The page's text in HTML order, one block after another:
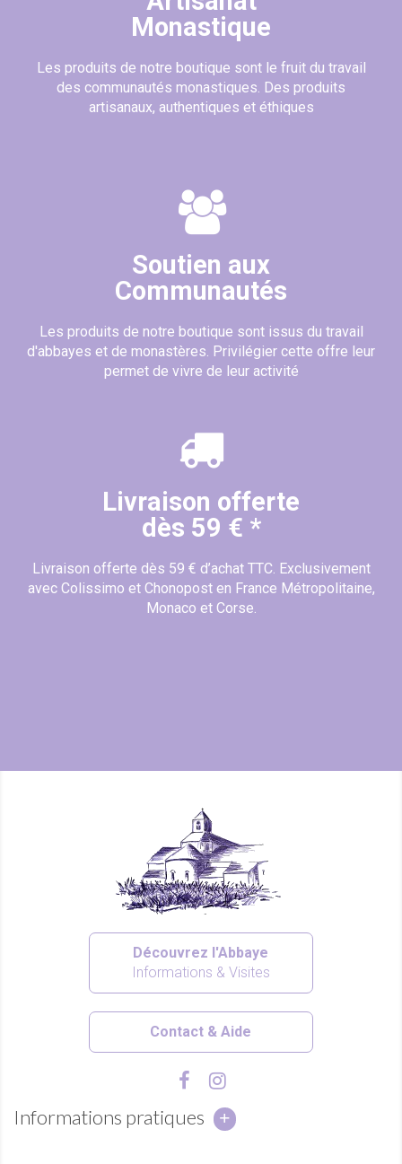
Monastique
Les produits de notre boutique sont le fruit du travail
des communautés monastiques. Des produits
artisanaux, authentiques et éthiques
Soutien aux
Communautés
Les produits de notre boutique sont issus du travail
d'abbayes et de monastères. Privilégier cette offre leur
permet de vivre de leur activité
Livraison offerte
dès 59 € *
Livraison offerte dès 59 € d’achat TTC. Exclusivement
avec Colissimo et Chonopost en France Métropolitaine,
Monaco et Corse.
Découvrez l'Abbaye
Informations & Visites
Contact & Aide
Informations pratiques